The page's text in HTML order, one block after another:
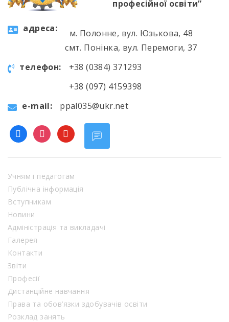
професійної освіти”
aдресa:
м. Полонне, вул. Юзькова, 48
смт. Понінка, вул. Перемоги, 37
телефон:
+38 (0384) 371293
+38 (097) 4159398
e-mail:
ppal035@ukr.net
facebookinstagram
youtube
Учням і педагогам
Публічна інформація
Вступникам
Новини
Адміністрація та викладачі
Галерея
Контакти
Звіти
Професії
Дистанційне навчання
Права та обов’язки здобувачів освіти
Розклад занять